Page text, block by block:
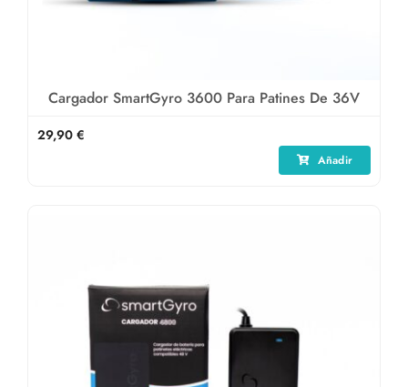
Cargador SmartGyro 3600 Para Patines De 36V
29,90 €
Añadir